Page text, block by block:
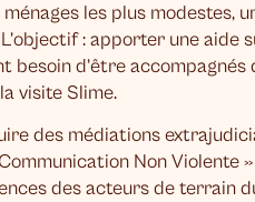
les plus modestes,
: apporter une aide
besoin d’être accompagnés
visite Slime.
des médiations
Non Violente
des acteurs de terrain